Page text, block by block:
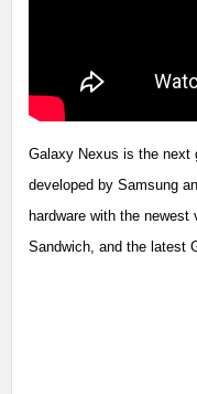
Galaxy Nexus is the next
developed by Samsung
hardware with the
Sandwich, and the latest